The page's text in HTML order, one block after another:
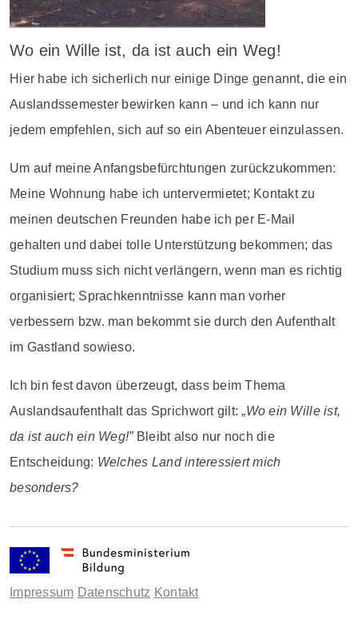
Wo ein Wille ist, da ist auch ein Weg!
Hier habe ich sicherlich nur einige Dinge genannt, die ein
Auslandssemester bewirken kann – und ich kann nur
jedem empfehlen, sich auf so ein Abenteuer einzulassen.
Um auf meine Anfangsbefürchtungen zurückzukommen:
Meine Wohnung habe ich untervermietet; Kontakt zu
meinen deutschen Freunden habe ich per E-Mail
gehalten und dabei tolle Unterstützung bekommen; das
Studium muss sich nicht verlängern, wenn man es richtig
organisiert; Sprachkenntnisse kann man vorher
verbessern bzw. man bekommt sie durch den Aufenthalt
im Gastland sowieso.
Ich bin fest davon überzeugt, dass beim Thema
Auslandsaufenthalt das Sprichwort gilt: „Wo ein Wille ist,
da ist auch ein Weg!” Bleibt also nur noch die
Entscheidung: Welches Land interessiert mich
besonders?
Impressum Datenschutz Kontakt